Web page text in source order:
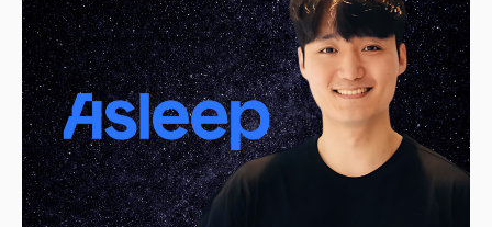
못하고 있는 것으로 나타났습니다.&nbsp;사실 다이어트의 시작도 '꿀잠'에
있습니다. 수면이 부족하면 몸의 리듬이 망가져서 혈당&nbsp;조절 기능이
무너지죠.&nbsp;우리는 이제 더 이상 비명을 지르며 스트레스를 해소할
필요가 없습니다. 슬립테크(SleepTech)의 등장으로 수면의 질을 획기적으로
개선할 수 있게 됐기 때문인데요. 스마트 매트리스, 수면 모니터링 앱은 물론
스마트 조명, 백색 소음 기기, 체온 조절 베개 등 다양한 첨단 기술이 수면
패턴을 분석하고 최적화해 더 나은 휴식을 제공합니다.코로나19 팬데믹 이후
수면과 웰빙에 대한 관심이 높아지며 슬립테크의 시장 규모도 커지고
있습니다. 미국 시장조사업체 스태티스타에 따르면 2019년 전 세계 슬립테크
시장 규모는 약 592조원에 달했으며, 2024년까지 약 802조원에 이를